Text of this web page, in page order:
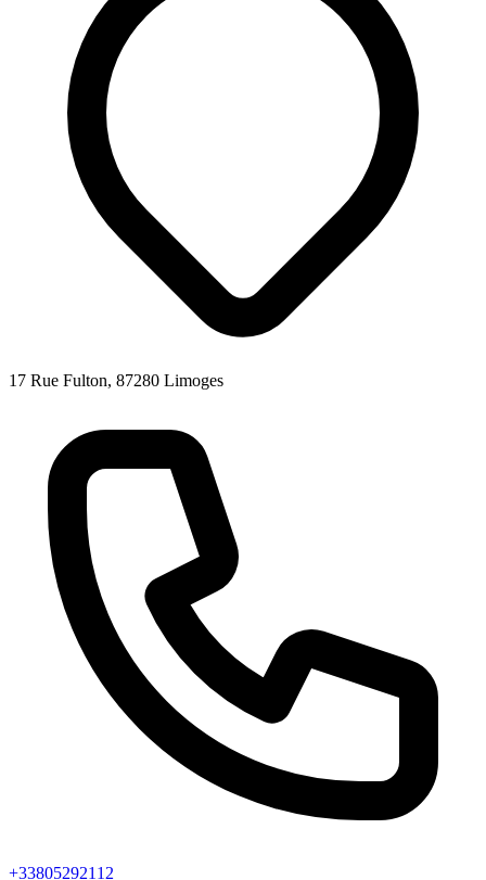
17 Rue Fulton, 87280 Limoges
+33805292112